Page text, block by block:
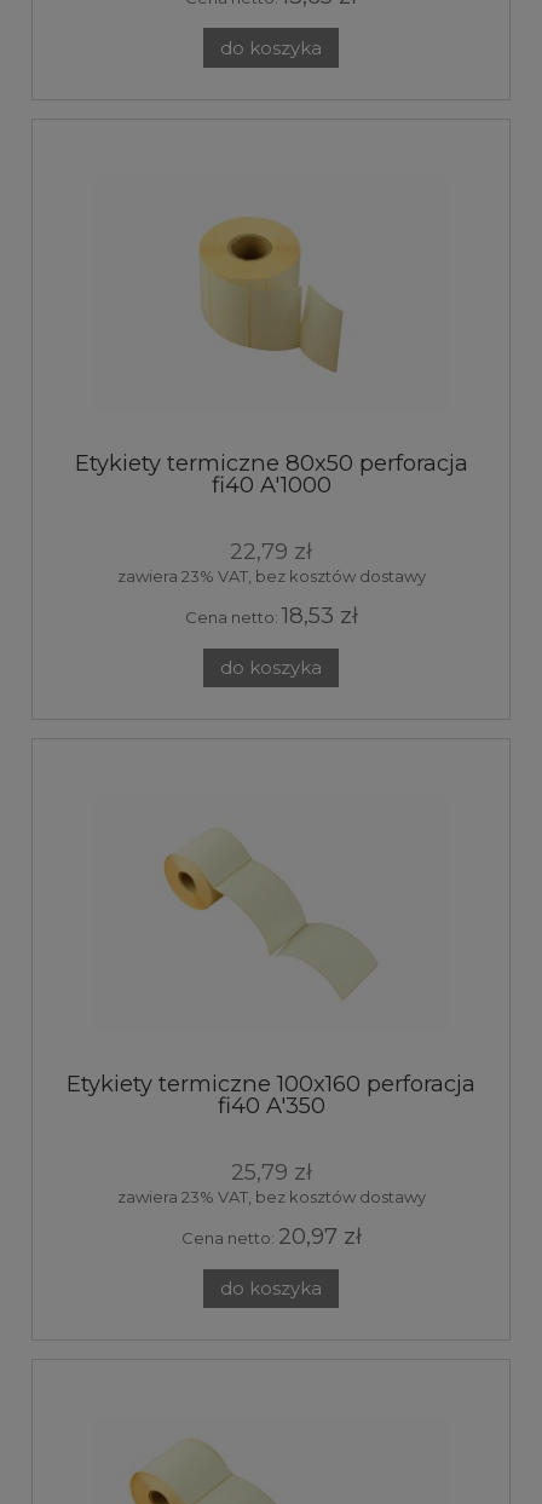
do koszyka
Etykiety termiczne 80x50 perforacja
fi40 A'1000
22,79 zł
zawiera 23% VAT, bez kosztów dostawy
Cena netto: 18,53 zł
do koszyka
Etykiety termiczne 100x160 perforacja
fi40 A'350
25,79 zł
zawiera 23% VAT, bez kosztów dostawy
Cena netto: 20,97 zł
do koszyka